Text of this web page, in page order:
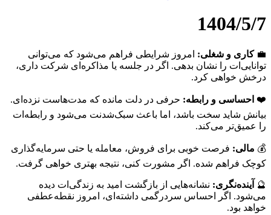
1404/5/7
💼کاری و شغلی: امروز شرایطی فراهم می‌شود که می‌توانی
توانایی‌ات را نشان بدهی. اگر در جلسه یا مذاکره‌ای شرکت داری،
درخش خواهی کرد.
❤️ احساسی و رابطه: حرفی در دلت مانده که مدت‌هاست نزده‌ای.
بیانش شاید سخت باشد، اما باعث سبک‌شدنت می‌شود و رابطه‌ات
را عمیق‌تر می‌کند.
💰 مالی: فرصت خوبی برای فروش، معامله یا حتی سرمایه‌گذاری
کوچک فراهم شده. اگر مشورت کنی، نتیجه بهتری خواهی گرفت.
🔮 آینده‌نگری: نشانه‌هایی از بازگشت امید به زندگی‌ات دیده
می‌شود. اگر احساس سردرگمی داشته‌ای، امروز نقطه‌عطفی
خواهد بود.